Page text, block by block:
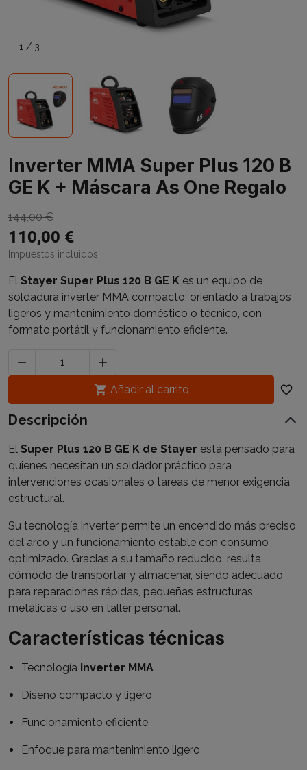
1 / 3
Inverter MMA Super Plus 120 B
GE K + Máscara As One Regalo
144,00 €
110,00 €
Impuestos incluidos
El Stayer Super Plus 120 B GE K es un equipo de
soldadura inverter MMA compacto, orientado a trabajos
ligeros y mantenimiento doméstico o técnico, con
formato portátil y funcionamiento eficiente.


 Añadir al carrito favorite_border
Descripción
El Super Plus 120 B GE K de Stayer está pensado para
quienes necesitan un soldador práctico para
intervenciones ocasionales o tareas de menor exigencia
estructural.
Su tecnología inverter permite un encendido más preciso
del arco y un funcionamiento estable con consumo
optimizado. Gracias a su tamaño reducido, resulta
cómodo de transportar y almacenar, siendo adecuado
para reparaciones rápidas, pequeñas estructuras
metálicas o uso en taller personal.
Características técnicas
Tecnología Inverter MMA
Diseño compacto y ligero
Funcionamiento eficiente
Enfoque para mantenimiento ligero